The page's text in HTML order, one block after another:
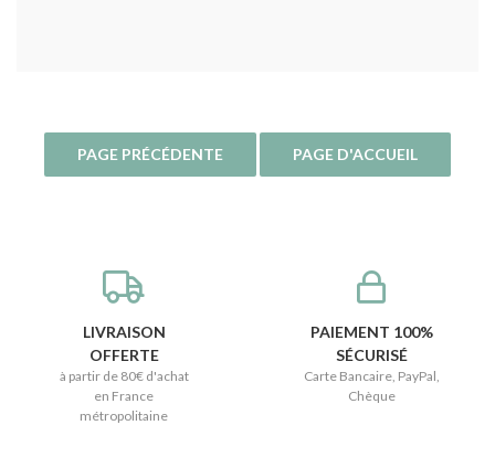
LIVRAISON
OFFERTE
à partir de 80€ d'achat
en France
métropolitaine
PAIEMENT 100%
SÉCURISÉ
Carte Bancaire, PayPal,
Chèque